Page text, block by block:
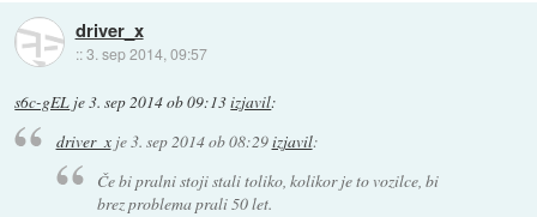
driver_x
::3. sep 2014, 09:57
s6c-gEL je3. sep 2014 ob 09:13izjavil:
driver_xje3. sep 2014 ob 08:29izjavil:
Če bi pralni stoji stali toliko, kolikor je to vozilce, bi
brez problema prali 50 let.